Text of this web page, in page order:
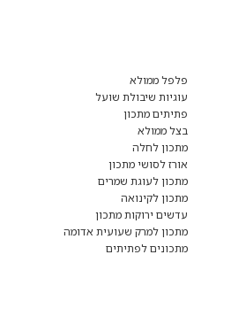
פלפל ממולא
עוגיות שיבולת שועל
פתיתים מתכון
בצל ממולא
מתכון לחלה
אורז לסושי מתכון
מתכון לעוגת שמרים
מתכון לקינואה
עדשים ירוקות מתכון
מתכון למרק שעועית אדומה
מתכונים לפתיתים